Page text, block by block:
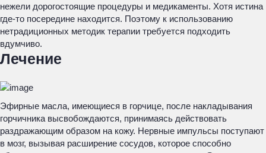
нежели дорогостоящие процедуры и медикаменты. Хотя истина
где-то посередине находится. Поэтому к использованию
нетрадиционных методик терапии требуется подходить
вдумчиво.
Лечение
Эфирные масла, имеющиеся в горчице, после накладывания
горчичника высвобождаются, принимаясь действовать
раздражающим образом на кожу. Нервные импульсы поступают
в мозг, вызывая расширение сосудов, которое способно